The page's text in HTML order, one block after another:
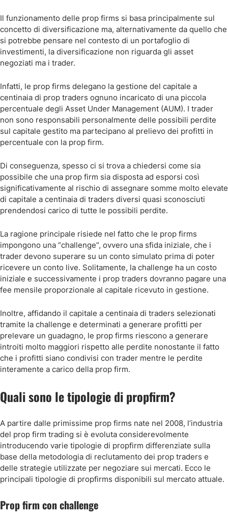
Il funzionamento delle prop firms si basa principalmente sul
concetto di diversificazione ma, alternativamente da quello che
si potrebbe pensare nel contesto di un portafoglio di
investimenti, la diversificazione non riguarda gli asset
negoziati ma i trader.
Infatti, le prop firms delegano la gestione del capitale a
centinaia di prop traders ognuno incaricato di una piccola
percentuale degli Asset Under Management (AUM). I trader
non sono responsabili personalmente delle possibili perdite
sul capitale gestito ma partecipano al prelievo dei profitti in
percentuale con la prop firm.
Di conseguenza, spesso ci si trova a chiedersi come sia
possibile che una prop firm sia disposta ad esporsi così
significativamente al rischio di assegnare somme molto elevate
di capitale a centinaia di traders diversi quasi sconosciuti
prendendosi carico di tutte le possibili perdite.
La ragione principale risiede nel fatto che le prop firms
impongono una “challenge”, ovvero una sfida iniziale, che i
trader devono superare su un conto simulato prima di poter
ricevere un conto live. Solitamente, la challenge ha un costo
iniziale e successivamente i prop traders dovranno pagare una
fee mensile proporzionale al capitale ricevuto in gestione.
Inoltre, affidando il capitale a centinaia di traders selezionati
tramite la challenge e determinati a generare profitti per
prelevare un guadagno, le prop firms riescono a generare
introiti molto maggiori rispetto alle perdite nonostante il fatto
che i profitti siano condivisi con trader mentre le perdite
interamente a carico della prop firm.
Quali sono le tipologie di propfirm?
A partire dalle primissime prop firms nate nel 2008, l’industria
del prop firm trading si è evoluta considerevolmente
introducendo varie tipologie di propfirm differenziate sulla
base della metodologia di reclutamento dei prop traders e
delle strategie utilizzate per negoziare sui mercati. Ecco le
principali tipologie di propfirms disponibili sul mercato attuale.
Prop firm con challenge